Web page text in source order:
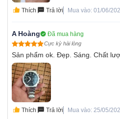
Thích Trả lời Mua vào: 01/06/
A Hoàng Đã mua hàng
Cực kỳ hài lòng
Sản phẩm ok. Đẹp. Sáng. Chất
Thích Trả lời Mua vào: 25/05/